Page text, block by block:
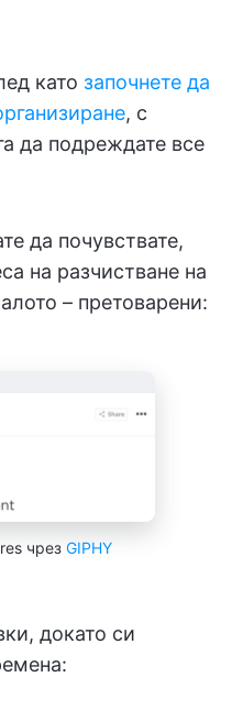
като започнете да
, с
да подреждате все
да почувствате,
на разчистване на
– претоварени:
чрез GIPHY
докато си